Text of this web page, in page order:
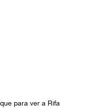
para ver a Rifa